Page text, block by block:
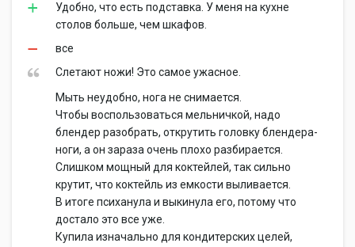
Удобно, что есть подставка. У меня на кухне
столов больше, чем шкафов.
все
Слетают ножи! Это самое ужасное.
Мыть неудобно, нога не снимается.
Чтобы воспользоваться мельничкой, надо
блендер разобрать, открутить головку блендера-
ноги, а он зараза очень плохо разбирается.
Слишком мощный для коктейлей, так сильно
крутит, что коктейль из емкости выливается.
В итоге психанула и выкинула его, потому что
достало это все уже.
Купила изначально для кондитерских целей,